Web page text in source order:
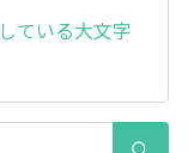
ている大文字